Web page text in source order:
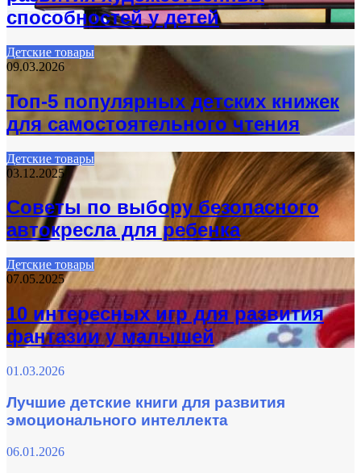
способностей у детей
Детские товары
09.03.2026
Топ-5 популярных детских книжек
для самостоятельного чтения
Детские товары
03.12.2025
Советы по выбору безопасного
автокресла для ребенка
Детские товары
07.05.2025
10 интересных игр для развития
фантазии у малышей
01.03.2026
Лучшие детские книги для развития
эмоционального интеллекта
06.01.2026